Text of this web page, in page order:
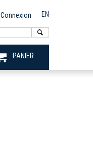
Connexion EN
PANIER